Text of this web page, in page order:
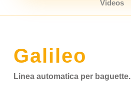
Videos
Galileo
Linea automatica per baguette.